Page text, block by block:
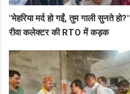
"मेहरिया मर्द हो गईं, तुम गाली सुनते हो?"
रीवा कलेक्टर की RTO में कड़क